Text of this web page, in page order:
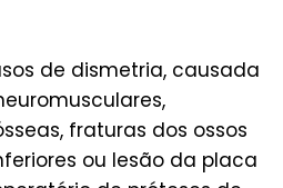
de dismetria, causada
fraturas dos ossos
ou lesão da placa